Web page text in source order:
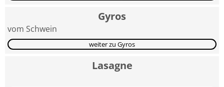
Gyros
vom Schwein
weiter zu Gyros
Lasagne